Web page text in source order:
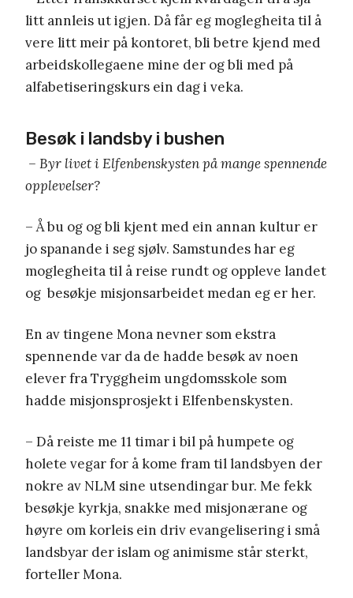
litt annleis ut igjen. Då får eg moglegheita til å
vere litt meir på kontoret, bli betre kjend med
arbeidskollegaene mine der og bli med på
alfabetiseringskurs ein dag i veka.
Besøk i landsby i bushen
– Byr livet i Elfenbenskysten på mange spennende
opplevelser?
– Å bu og og bli kjent med ein annan kultur er
jo spanande i seg sjølv. Samstundes har eg
moglegheita til å reise rundt og oppleve landet
og besøkje misjonsarbeidet medan eg er her.
En av tingene Mona nevner som ekstra
spennende var da de hadde besøk av noen
elever fra Tryggheim ungdomsskole som
hadde misjonsprosjekt i Elfenbenskysten.
– Då reiste me 11 timar i bil på humpete og
holete vegar for å kome fram til landsbyen der
nokre av NLM sine utsendingar bur. Me fekk
besøkje kyrkja, snakke med misjonærane og
høyre om korleis ein driv evangelisering i små
landsbyar der islam og animisme står sterkt,
forteller Mona.